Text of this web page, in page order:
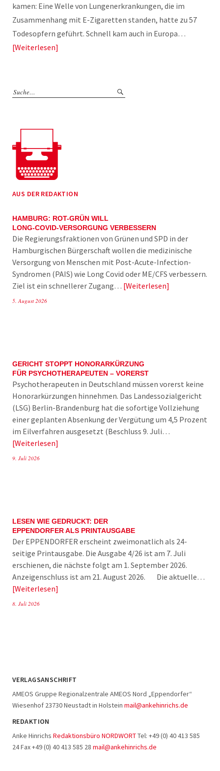
kamen: Eine Welle von Lungenerkrankungen, die im
Zusammenhang mit E-Zigaretten standen, hatte zu 57
Todesopfern geführt. Schnell kam auch in Europa…
Weiterlesen
AUS DER REDAKTION
HAMBURG: ROT-GRÜN WILL
LONG-COVID-VERSORGUNG VERBESSERN
Die Regierungsfraktionen von Grünen und SPD in der
Hamburgischen Bürgerschaft wollen die medizinische
Versorgung von Menschen mit Post-Acute-Infection-
Syndromen (PAIS) wie Long Covid oder ME/CFS verbessern.
Ziel ist ein schnellerer Zugang… Weiterlesen
5. August 2026
GERICHT STOPPT HONORARKÜRZUNG
FÜR PSYCHOTHERAPEUTEN – VORERST
Psychotherapeuten in Deutschland müssen vorerst keine
Honorarkürzungen hinnehmen. Das Landessozialgericht
(LSG) Berlin-Brandenburg hat die sofortige Vollziehung
einer geplanten Absenkung der Vergütung um 4,5 Prozent
im Eilverfahren ausgesetzt (Beschluss 9. Juli…
Weiterlesen
9. Juli 2026
LESEN WIE GEDRUCKT: DER
EPPENDORFER ALS PRINTAUSGABE
Der EPPENDORFER erscheint zweimonatlich als 24-
seitige Printausgabe. Die Ausgabe 4/26 ist am 7. Juli
erschienen, die nächste folgt am 1. September 2026.
Anzeigenschluss ist am 21. August 2026. Die aktuelle…
Weiterlesen
8. Juli 2026
VERLAGSANSCHRIFT
AMEOS Gruppe Regionalzentrale AMEOS Nord „Eppendorfer“
Wiesenhof 23730 Neustadt in Holstein mail@ankehinrichs.de
REDAKTION
Anke Hinrichs Redaktionsbüro NORDWORTTel: +49 (0) 40 413 585
24 Fax +49 (0) 40 413 585 28 mail@ankehinrichs.de